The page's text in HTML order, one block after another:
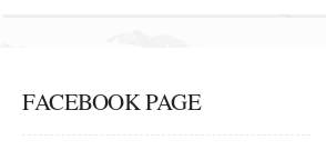
FACEBOOK PAGE